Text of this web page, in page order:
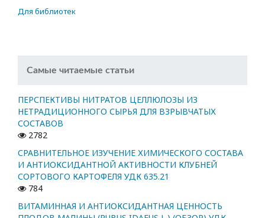
Для библиотек
Самые читаемые статьи
ПЕРСПЕКТИВЫ НИТРАТОВ ЦЕЛЛЮЛОЗЫ ИЗ
НЕТРАДИЦИОННОГО СЫРЬЯ ДЛЯ ВЗРЫВЧАТЫХ
СОСТАВОВ
2782
СРАВНИТЕЛЬНОЕ ИЗУЧЕНИЕ ХИМИЧЕСКОГО СОСТАВА
И АНТИОКСИДАНТНОЙ АКТИВНОСТИ КЛУБНЕЙ
СОРТОВОГО КАРТОФЕЛЯ УДК 635.21
784
ВИТАМИННАЯ И АНТИОКСИДАНТНАЯ ЦЕННОСТЬ